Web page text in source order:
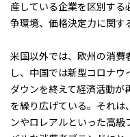
産している企業を区別す
争環境、価格決定力に関す
米国以外では、欧州の消費
し、中国では新型コロナ
ダウンを終えて経済活動
を繰り広げている。それは
ンやロレアルといった高